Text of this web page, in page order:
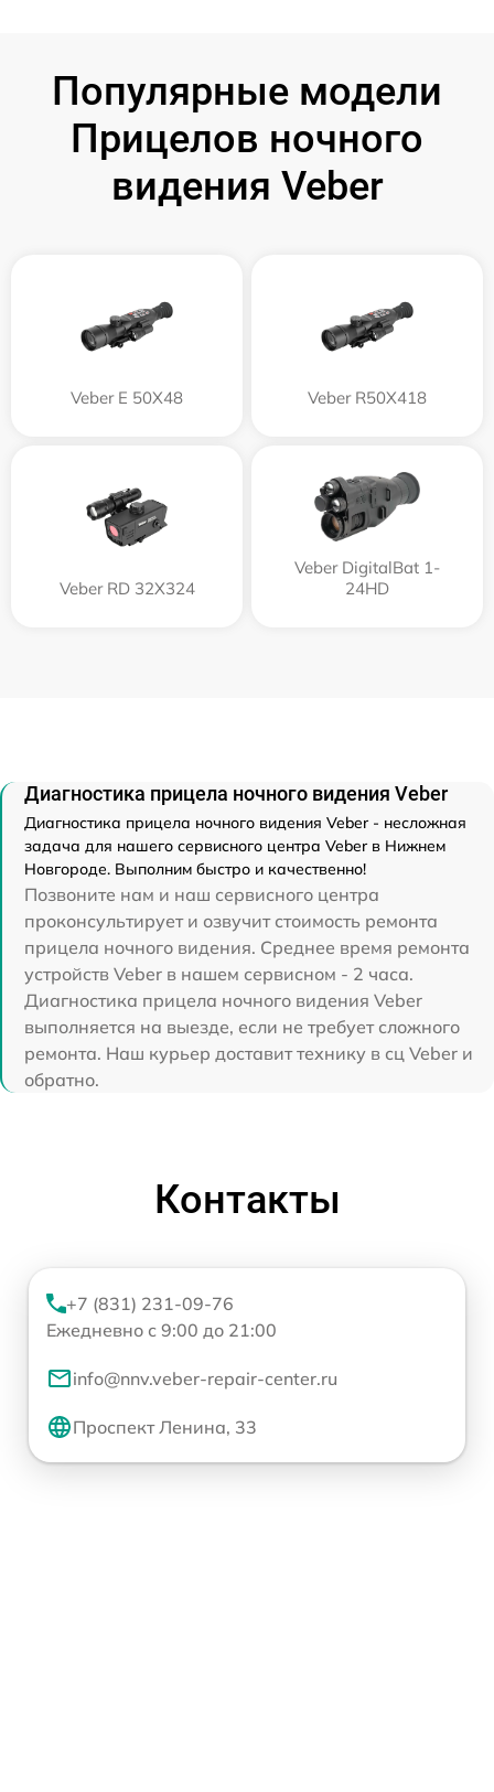
Популярные модели
Прицелов ночного
видения Veber
Veber E 50X48 Veber R50X418
Veber RD 32X324
Veber DigitalBat 1-
24HD
Диагностика прицела ночного видения Veber
Диагностика прицела ночного видения Veber - несложная
задача для нашего сервисного центра Veber в Нижнем
Новгороде. Выполним быстро и качественно!
Позвоните нам и наш сервисного центра
проконсультирует и озвучит стоимость ремонта
прицела ночного видения. Среднее время ремонта
устройств Veber в нашем сервисном - 2 часа.
Диагностика прицела ночного видения Veber
выполняется на выезде, если не требует сложного
ремонта. Наш курьер доставит технику в сц Veber и
обратно.
Контакты
+7 (831) 231-09-76
Ежедневно с 9:00 до 21:00
info@nnv.veber-repair-center.ru
Проспект Ленина, 33